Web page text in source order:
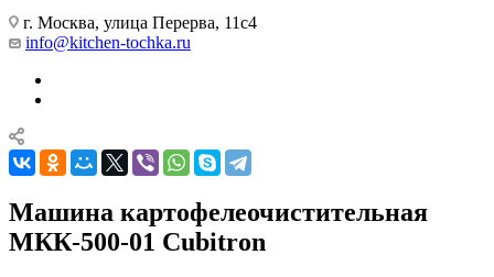
г. Москва, улица Перерва, 11с4
info@kitchen-tochka.ru
Машина картофелеочистительная
МКК-500-01 Cubitron